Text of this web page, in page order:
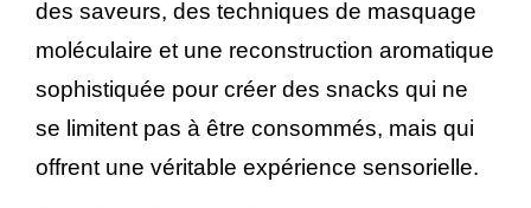
des saveurs, des techniques de masquage
moléculaire et une reconstruction aromatique
sophistiquée pour créer des snacks qui ne
se limitent pas à être consommés, mais qui
offrent une véritable expérience sensorielle.